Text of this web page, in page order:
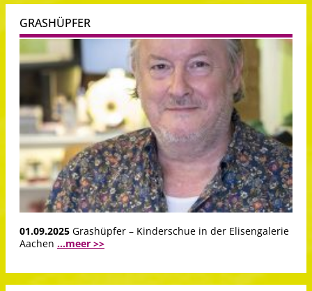
GRASHÜPFER
01.09.2025 Grashüpfer – Kinderschue in der Elisengalerie
Aachen ...meer >>